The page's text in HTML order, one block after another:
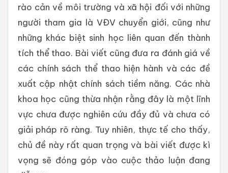
rào cản về môi trường và xã hội đối với những
người tham gia là VĐV chuyển giới, cũng như
những khác biệt sinh học liên quan đến thành
tích thể thao. Bài viết cũng đưa ra đánh giá về
các chính sách thể thao hiện hành và các đề
xuất cập nhật chính sách tiềm năng. Các nhà
khoa học cũng thừa nhận rằng đây là một lĩnh
vực chưa được nghiên cứu đầy đủ và chưa có
giải pháp rõ ràng. Tuy nhiên, thực tế cho thấy,
chủ đề này rất quan trọng và bài viết được kì
vọng sẽ đóng góp vào cuộc thảo luận đang